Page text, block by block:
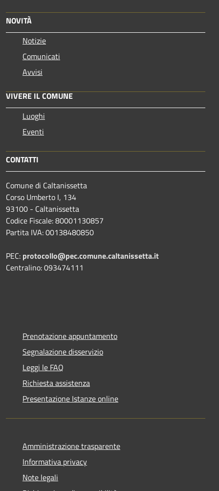
NOVITÀ
Notizie
Comunicati
Avvisi
VIVERE IL COMUNE
Luoghi
Eventi
CONTATTI
Comune di Caltanissetta
Corso Umberto I, 134
93100 - Caltanissetta
Codice Fiscale: 80001130857
Partita IVA: 00138480850
PEC: protocollo@pec.comune.caltanissetta.it
Centralino: 093474111
Prenotazione appuntamento
Segnalazione disservizio
Leggi le FAQ
Richiesta assistenza
Presentazione Istanze online
Amministrazione trasparente
Informativa privacy
Note legali